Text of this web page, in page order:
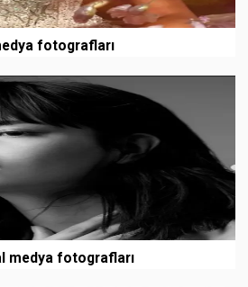
fotografları
medya fotografları